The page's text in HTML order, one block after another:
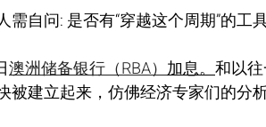
需自问: 是否有“穿越这个周期”的工
澳洲储备银行（RBA）加息。和以
被建立起来，仿佛经济专家们的分